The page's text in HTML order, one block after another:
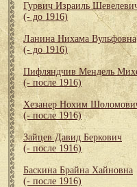
Гурвич Израиль
(- до 1916)
Ланина Нихама Вульфовна
(- до 1916)
Пифляндчив Мендель
(- после 1916)
Хезанер Нохим
(- после 1916)
Зайцев Давид Беркович
(- после 1916)
Баскина Брайна Хайновна
(- после 1916)